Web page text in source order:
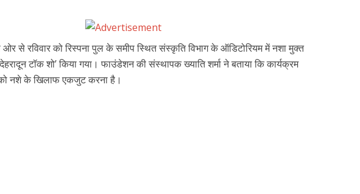
ओर से रविवार को रिस्पना पुल के समीप स्थित संस्कृति विभाग के ऑडिटोरियम में नशा मुक्त
टॉक शो’ किया गया। फाउंडेशन की संस्थापक ख्याति शर्मा ने बताया कि कार्यक्रम
नशे के खिलाफ एकजुट करना है।